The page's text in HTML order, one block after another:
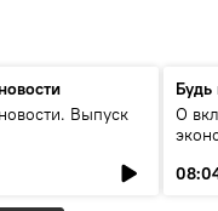
Выпуск
Будь
О